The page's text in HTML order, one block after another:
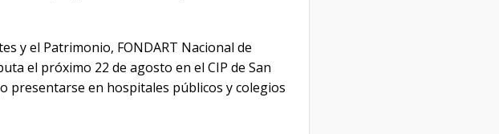
y el Patrimonio, FONDART Nacional de
el próximo 22 de agosto en el CIP de San
presentarse en hospitales públicos y colegios